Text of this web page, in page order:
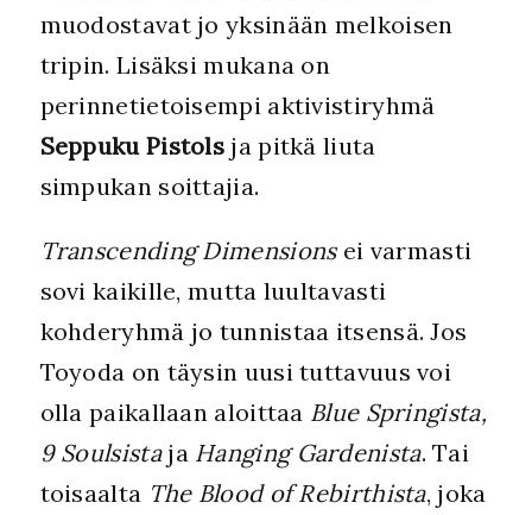
muodostavat jo yksinään melkoisen
tripin. Lisäksi mukana on
perinnetietoisempi aktivistiryhmä
Seppuku Pistols ja pitkä liuta
simpukan soittajia.
Transcending Dimensionsei varmasti
sovi kaikille, mutta luultavasti
kohderyhmä jo tunnistaa itsensä. Jos
Toyoda on täysin uusi tuttavuus voi
olla paikallaan aloittaa Blue Springista,
9 Soulsistaja Hanging Gardenista. Tai
toisaalta The Blood of Rebirthista, joka